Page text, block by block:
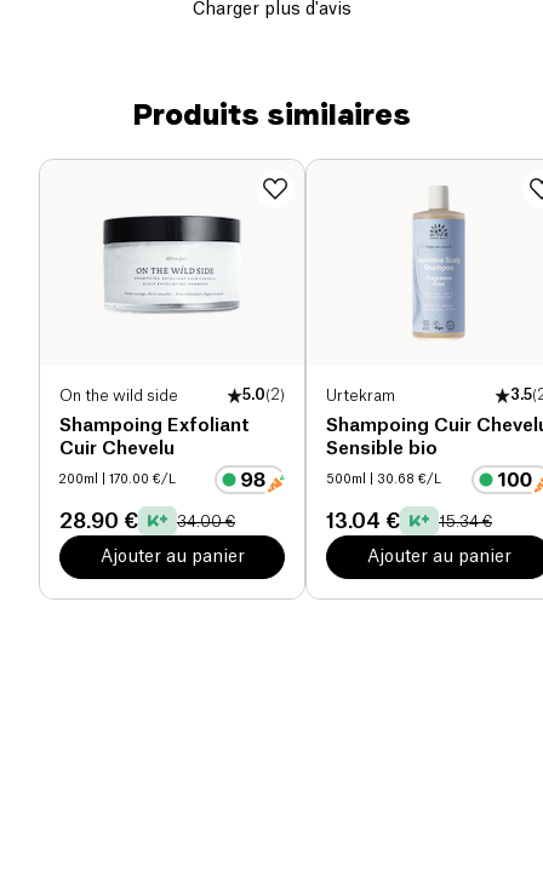
Charger plus d'avis
Produits similaires
On the wild side 5.0(2)
Shampoing Exfoliant
Cuir Chevelu
200ml | 170.00 €/L
28.90 € 34.00 €
Ajouter au panier
Urtekram 3.5(
Shampoing Cuir
Sensible bio
500ml | 30.68 €/L
13.04 € 15.34 €
Ajouter au panier